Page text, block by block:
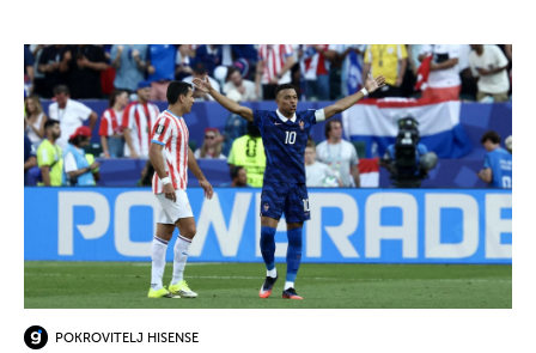
POKROVITELJ HISENSE